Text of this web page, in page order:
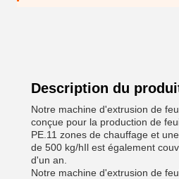
Description du
Notre machine d'extrusion de
conçue pour la production de
PE.11 zones de chauffage et
de 500 kg/hIl est également
d'un an.
Notre machine d'extrusion de